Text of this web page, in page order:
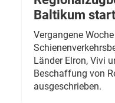
Baltikum
Vergangene
Länder Elron, Vivi
Beschaffung von
ausgeschrieben.